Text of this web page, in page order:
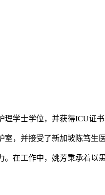
学士学位，并获得ICU证书
，并接受了新加坡陈笃生
在工作中，姚芳秉承着以